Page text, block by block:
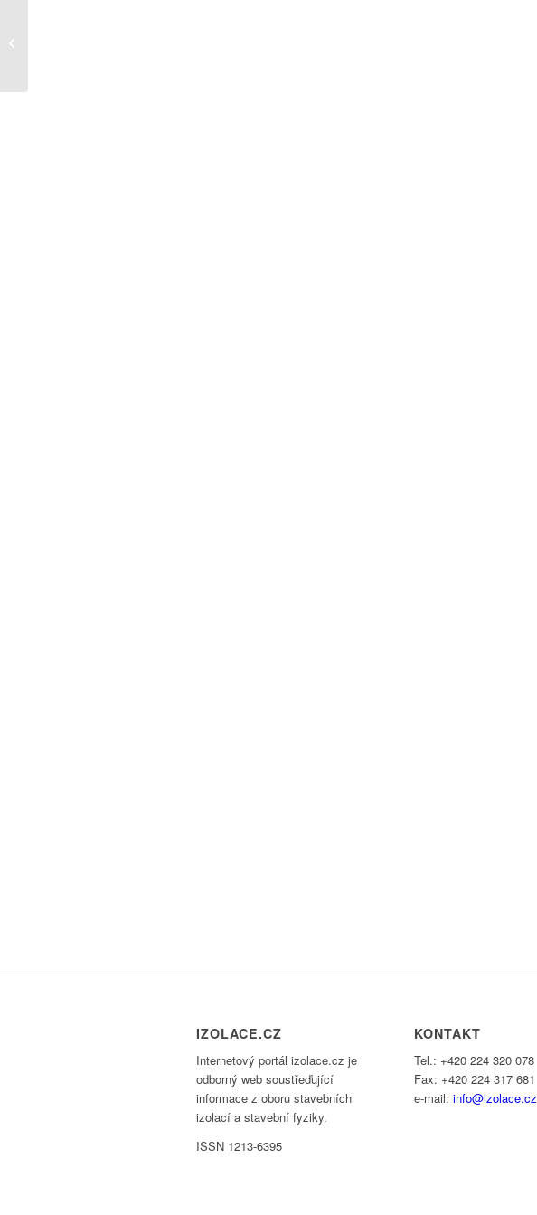
IZOLACE.CZ
Internetový portál izolace.cz je
odborný web soustřeďující
informace z oboru stavebních
izolací a stavební fyziky.
ISSN 1213-6395
KONTAKT
Tel.: +420 224 320 078
Fax: +420 224 317 681
e-mail:info@izolace.cz